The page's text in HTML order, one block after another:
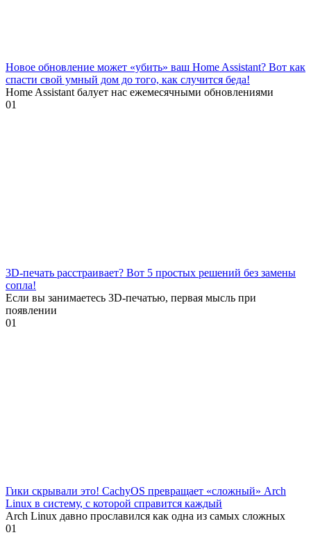
Новое обновление может «убить» ваш Home Assistant? Вот как
спасти свой умный дом до того, как случится беда!
Home Assistant балует нас ежемесячными обновлениями
01
3D-печать расстраивает? Вот 5 простых решений без замены
сопла!
Если вы занимаетесь 3D-печатью, первая мысль при
появлении
01
Гики скрывали это! CachyOS превращает «сложный» Arch
Linux в систему, с которой справится каждый
Arch Linux давно прославился как одна из самых сложных
01